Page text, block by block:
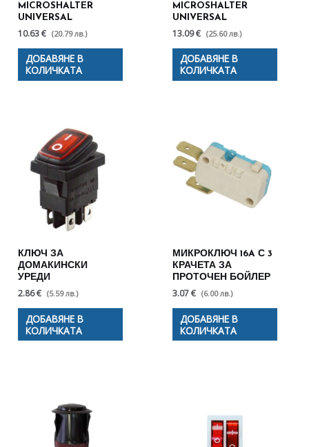
MICROSHALTER
UNIVERSAL
10.63 € (20.79 лв.)
ДОБАВЯНЕ В
КОЛИЧКАТА
MICROSHALTER
UNIVERSAL
13.09 € (25.60 лв.)
ДОБАВЯНЕ В
КОЛИЧКАТА
КЛЮЧ ЗА
ДОМАКИНСКИ
УРЕДИ
2.86 € (5.59 лв.)
ДОБАВЯНЕ В
КОЛИЧКАТА
МИКРОКЛЮЧ 16A С 3
КРАЧЕТА ЗА
ПРОТОЧЕН БОЙЛЕР
3.07 € (6.00 лв.)
ДОБАВЯНЕ В
КОЛИЧКАТА